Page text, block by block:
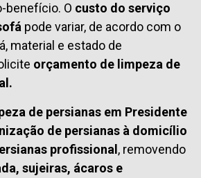
benefício. O custo do serviço
pode variar, de acordo com o
material e estado de
orçamento de limpeza de
de persianas em Presidente
de persianas à domicílio
profissional, removendo
sujeiras, ácaros e